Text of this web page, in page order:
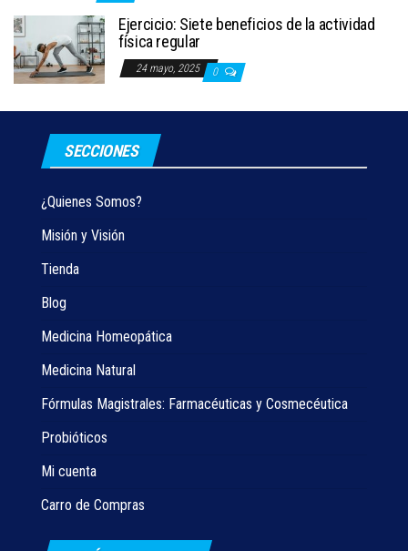
Ejercicio: Siete beneficios de la actividad
física regular
24 mayo, 2025 0
SECCIONES
¿Quienes Somos?
Misión y Visión
Tienda
Blog
Medicina Homeopática
Medicina Natural
Fórmulas Magistrales: Farmacéuticas y Cosmecéutica
Probióticos
Mi cuenta
Carro de Compras